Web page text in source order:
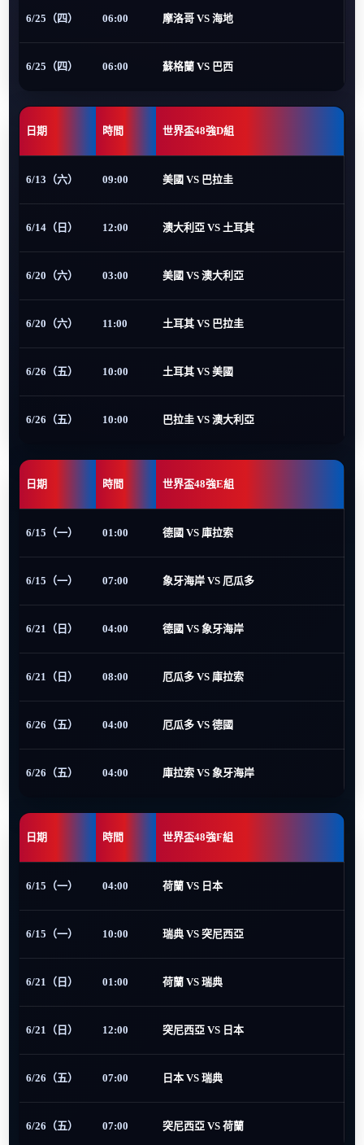
6/25（四） 06:00 摩洛哥 VS 海地
6/25（四） 06:00 蘇格蘭 VS 巴西
日期 時間 世界盃48強D組
6/13（六） 09:00 美國 VS 巴拉圭
6/14（日） 12:00 澳大利亞 VS 土耳其
6/20（六） 03:00 美國 VS 澳大利亞
6/20（六） 11:00 土耳其 VS 巴拉圭
6/26（五） 10:00 土耳其 VS 美國
6/26（五） 10:00 巴拉圭 VS 澳大利亞
日期 時間 世界盃48強E組
6/15（一） 01:00 德國 VS 庫拉索
6/15（一） 07:00 象牙海岸 VS 厄瓜多
6/21（日） 04:00 德國 VS 象牙海岸
6/21（日） 08:00 厄瓜多 VS 庫拉索
6/26（五） 04:00 厄瓜多 VS 德國
6/26（五） 04:00 庫拉索 VS 象牙海岸
日期 時間 世界盃48強F組
6/15（一） 04:00 荷蘭 VS 日本
6/15（一） 10:00 瑞典 VS 突尼西亞
6/21（日） 01:00 荷蘭 VS 瑞典
6/21（日） 12:00 突尼西亞 VS 日本
6/26（五） 07:00 日本 VS 瑞典
6/26（五） 07:00 突尼西亞 VS 荷蘭